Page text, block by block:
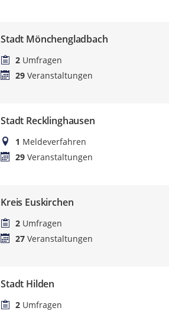
Stadt Mönchengladbach
2 Umfragen
29 Veranstaltungen
Stadt Recklinghausen
1 Meldeverfahren
29 Veranstaltungen
Kreis Euskirchen
2 Umfragen
27 Veranstaltungen
Stadt Hilden
2 Umfragen